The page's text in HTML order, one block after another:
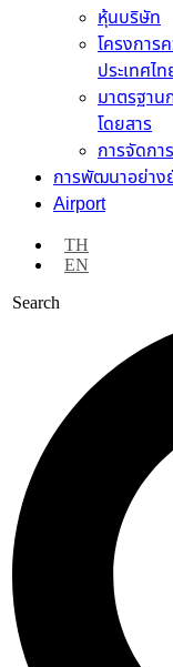
หุ้นบริษัท
โครงการ
ประเทศไ
มาตรฐาน
โดยสาร
การจัดกา
การพัฒนาอย่า
Airport
TH
EN
Search